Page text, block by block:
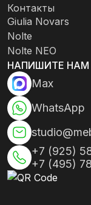
Контакты
Giulia Novars
Nolte
Nolte NEO
НАПИШИТЕ НАМ
Max
WhatsApp
+7 (925)
+7 (495)